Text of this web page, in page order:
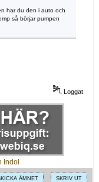
har du den i auto och
så börjar pumpen
Loggat
ÄMNET SKRIV UT